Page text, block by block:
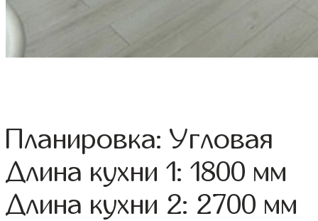
Планировка: Угловая
Длина кухни 1: 1800 мм
Длина кухни 2: 2700 мм